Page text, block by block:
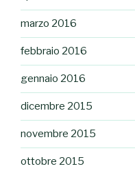
marzo 2016
febbraio 2016
gennaio 2016
dicembre 2015
novembre 2015
ottobre 2015